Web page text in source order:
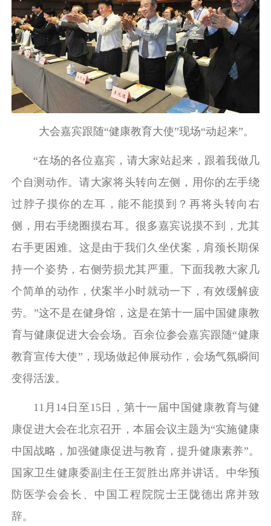
大会嘉宾跟随“健康教育大使”现场“动起来”。
“在场的各位嘉宾，请大家站起来，跟着我做几
个自测动作。请大家将头转向左侧，用你的左手绕
过脖子摸你的左耳，能不能摸到？再将头转向右
侧，用右手绕圈摸右耳。很多嘉宾说摸不到，尤其
右手更困难。这是由于我们久坐伏案，肩颈长期保
持一个姿势，右侧劳损尤其严重。下面我教大家几
个简单的动作，伏案半小时就动一下，有效缓解疲
劳。”这不是在健身馆，这是在第十一届中国健康教
育与健康促进大会会场。百余位参会嘉宾跟随“健康
教育宣传大使”，现场做起伸展动作，会场气氛瞬间
变得活泼。
11月14日至15日，第十一届中国健康教育与健
康促进大会在北京召开，本届会议主题为“实施健康
中国战略，加强健康促进与教育，提升健康素养”。
国家卫生健康委副主任王贺胜出席并讲话。中华预
防医学会会长、中国工程院院士王陇德出席并致
辞。